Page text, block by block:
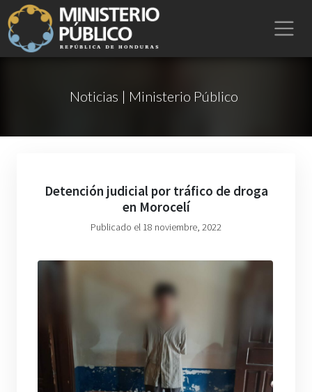
Noticias | Ministerio Público
Detención judicial por tráfico de droga
en Morocelí
Publicado el 18 noviembre, 2022